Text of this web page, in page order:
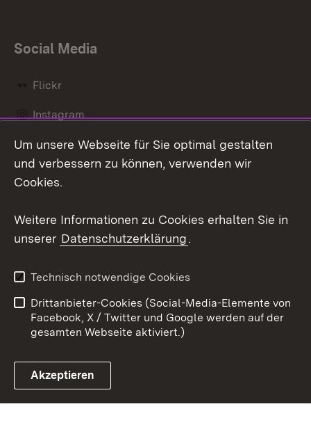
Social Media
Flickr
Instagram
Social Wall
Link zum Landesportal
Barrierefreiheit
Benutzungshinweise
Impressum
Cookies
Um unsere Webseite für Sie optimal gestalten
und verbessern zu können, verwenden wir
Cookies.
Weitere Informationen zu Cookies erhalten Sie in
unserer Datenschutzerklärung.
Technisch notwendige Cookies
Drittanbieter-Cookies (Social-Media-Elemente von
Facebook, X / Twitter und Google werden auf der
gesamten Webseite aktiviert.)
Akzeptieren